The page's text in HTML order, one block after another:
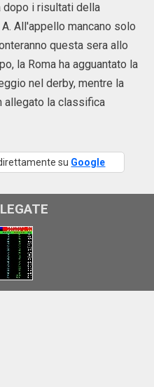
dopo i risultati della
All'appello mancano solo
questa sera allo
la Roma ha agguantato la
nel derby, mentre la
allegato la classifica
su Google